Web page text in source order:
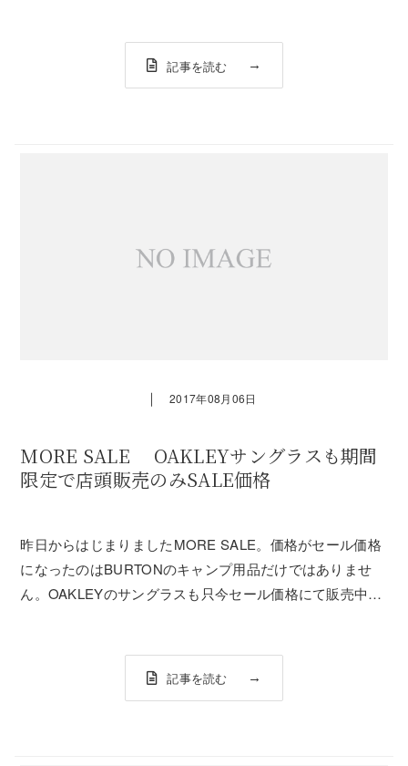
記事を読む
｜ 2017年08月06日
MORE SALE OAKLEYサングラスも期間
限定で店頭販売のみSALE価格
昨日からはじまりましたMORE SALE。価格がセール価格
になったのはBURTONのキャンプ用品だけではありませ
ん。OAKLEYのサングラスも只今セール価格にて販売中で
記事を読む